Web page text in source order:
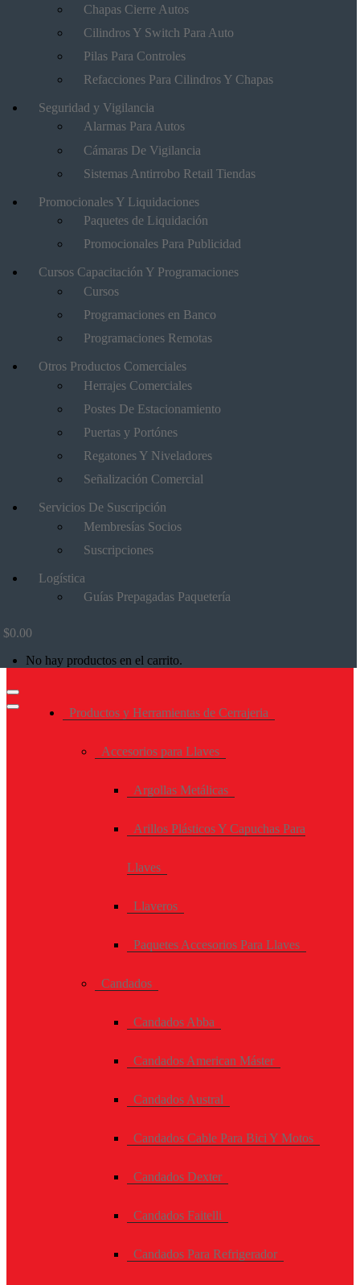
Chapas Cierre Autos
Cilindros Y Switch Para Auto
Pilas Para Controles
Refacciones Para Cilindros Y Chapas
Seguridad y Vigilancia
Alarmas Para Autos
Cámaras De Vigilancia
Sistemas Antirrobo Retail Tiendas
Promocionales Y Liquidaciones
Paquetes de Liquidación
Promocionales Para Publicidad
Cursos Capacitación Y Programaciones
Cursos
Programaciones en Banco
Programaciones Remotas
Otros Productos Comerciales
Herrajes Comerciales
Postes De Estacionamiento
Puertas y Portónes
Regatones Y Niveladores
Señalización Comercial
Servicios De Suscripción
Membresías Socios
Suscripciones
Logística
Guías Prepagadas Paquetería
$0.00
No hay productos en el carrito.
Productos y Herramientas de Cerrajeria
Accesorios para Llaves
Argollas Metálicas
Arillos Plásticos Y Capuchas Para
Llaves
Llaveros
Paquetes Accesorios Para Llaves
Candados
Candados Abba
Candados American Máster
Candados Austral
Candados Cable Para Bici Y Motos
Candados Dexter
Candados Faitelli
Candados Para Refrigerador